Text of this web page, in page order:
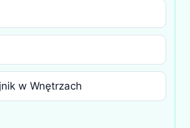
w Wnętrzach